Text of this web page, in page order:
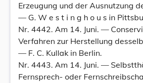
Erzeugung und der Ausnutzung
— G. W e s t i n g h o u s in
Nr. 4442. Am 14. Juni. —
Verfahren zur Herstellung
— F. C. KulIak in Berlin.
Nr. 4443. Am 14. Juni. —
Fernsprech- oder